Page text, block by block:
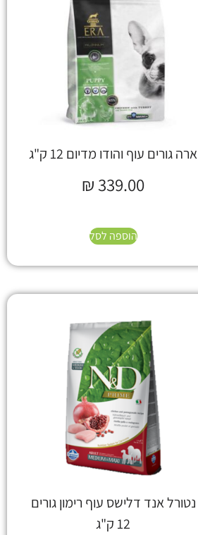
ארה גורים עוף והודו מדיום 12 ק"ג
₪ 339.00
הוספה לסל
נטורל אנד דלישס עוף רימון גורים
12 ק"ג